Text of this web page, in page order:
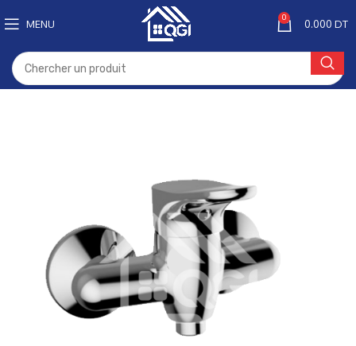
MENU 0 0.000 DT